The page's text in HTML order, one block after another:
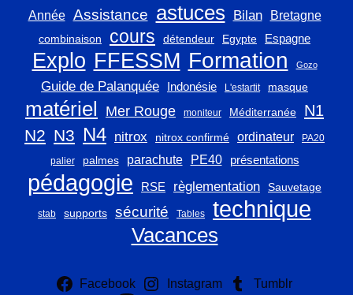
Année Assistance astuces Bilan Bretagne
combinaison cours détendeur Egypte Espagne
Explo FFESSM Formation Gozo
Guide de Palanquée Indonésie L'estartit masque
matériel Mer Rouge moniteur Méditerranée N1
N2 N3 N4 nitrox nitrox confirmé ordinateur PA20
palier palmes parachute PE40 présentations
pédagogie RSE règlementation Sauvetage
stab supports sécurité Tables technique
Vacances
Facebook Instagram
Tumblr